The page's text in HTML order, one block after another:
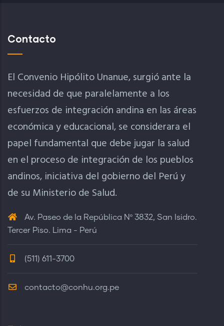
Contacto
El Convenio Hipólito Unanue, surgió ante la
necesidad de que paralelamente a los
esfuerzos de integración andina en las áreas
económica y educacional, se considerara el
papel fundamental que debe jugar la salud
en el proceso de integración de los pueblos
andinos, iniciativa del gobierno del Perú y
de su Ministerio de Salud.
Av. Paseo de la República Nº 3832, San Isidro.
Tercer Piso. Lima - Perú
(511) 611-3700
contacto@conhu.org.pe